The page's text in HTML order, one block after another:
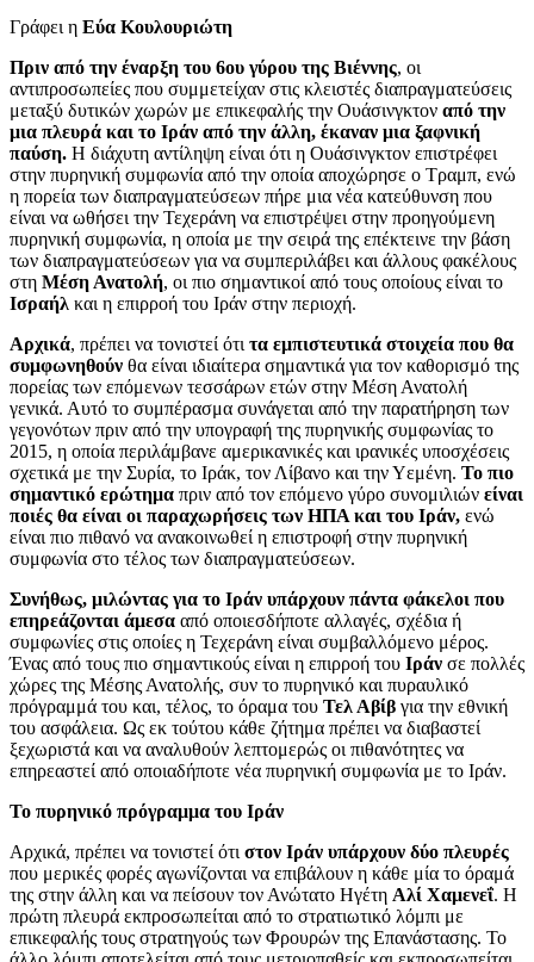
Γράφει η Εύα Κουλουριώτη
Πριν από την έναρξη του 6ου γύρου της Βιέννης, οι
αντιπροσωπείες που συμμετείχαν στις κλειστές διαπραγματεύσεις
μεταξύ δυτικών χωρών με επικεφαλής την Ουάσινγκτον από την
μια πλευρά και το Ιράν από την άλλη, έκαναν μια ξαφνική
παύση. Η διάχυτη αντίληψη είναι ότι η Ουάσινγκτον επιστρέφει
στην πυρηνική συμφωνία από την οποία αποχώρησε ο Τραμπ, ενώ
η πορεία των διαπραγματεύσεων πήρε μια νέα κατεύθυνση που
είναι να ωθήσει την Τεχεράνη να επιστρέψει στην προηγούμενη
πυρηνική συμφωνία, η οποία με την σειρά της επέκτεινε την βάση
των διαπραγματεύσεων για να συμπεριλάβει και άλλους φακέλους
στη Μέση Ανατολή, οι πιο σημαντικοί από τους οποίους είναι το
Ισραήλ και η επιρροή του Ιράν στην περιοχή.
Αρχικά, πρέπει να τονιστεί ότι τα εμπιστευτικά στοιχεία που θα
συμφωνηθούν θα είναι ιδιαίτερα σημαντικά για τον καθορισμό της
πορείας των επόμενων τεσσάρων ετών στην Μέση Ανατολή
γενικά. Αυτό το συμπέρασμα συνάγεται από την παρατήρηση των
γεγονότων πριν από την υπογραφή της πυρηνικής συμφωνίας το
2015, η οποία περιλάμβανε αμερικανικές και ιρανικές υποσχέσεις
σχετικά με την Συρία, το Ιράκ, τον Λίβανο και την Υεμένη. Το πιο
σημαντικό ερώτημα πριν από τον επόμενο γύρο συνομιλιών είναι
ποιές θα είναι οι παραχωρήσεις των ΗΠΑ και του Ιράν, ενώ
είναι πιο πιθανό να ανακοινωθεί η επιστροφή στην πυρηνική
συμφωνία στο τέλος των διαπραγματεύσεων.
Συνήθως, μιλώντας για το Ιράν υπάρχουν πάντα φάκελοι που
επηρεάζονται άμεσα από οποιεσδήποτε αλλαγές, σχέδια ή
συμφωνίες στις οποίες η Τεχεράνη είναι συμβαλλόμενο μέρος.
Ένας από τους πιο σημαντικούς είναι η επιρροή του Ιράν σε πολλές
χώρες της Μέσης Ανατολής, συν το πυρηνικό και πυραυλικό
πρόγραμμά του και, τέλος, το όραμα του Τελ Αβίβ για την εθνική
του ασφάλεια. Ως εκ τούτου κάθε ζήτημα πρέπει να διαβαστεί
ξεχωριστά και να αναλυθούν λεπτομερώς οι πιθανότητες να
επηρεαστεί από οποιαδήποτε νέα πυρηνική συμφωνία με το Ιράν.
Το πυρηνικό πρόγραμμα του Ιράν
Αρχικά, πρέπει να τονιστεί ότι στον Ιράν υπάρχουν δύο πλευρές
που μερικές φορές αγωνίζονται να επιβάλουν η κάθε μία το όραμά
της στην άλλη και να πείσουν τον Ανώτατο Ηγέτη Αλί Χαμενεΐ. Η
πρώτη πλευρά εκπροσωπείται από το στρατιωτικό λόμπι με
επικεφαλής τους στρατηγούς των Φρουρών της Επανάστασης. Το